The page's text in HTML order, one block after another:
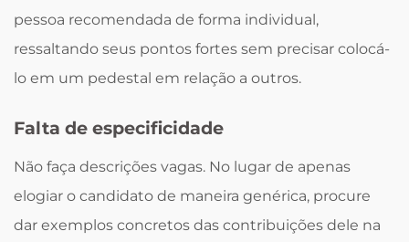
pessoa recomendada de forma individual,
ressaltando seus pontos fortes sem precisar colocá-
lo em um pedestal em relação a outros.
Falta de especificidade
Não faça descrições vagas. No lugar de apenas
elogiar o candidato de maneira genérica, procure
dar exemplos concretos das contribuições dele na